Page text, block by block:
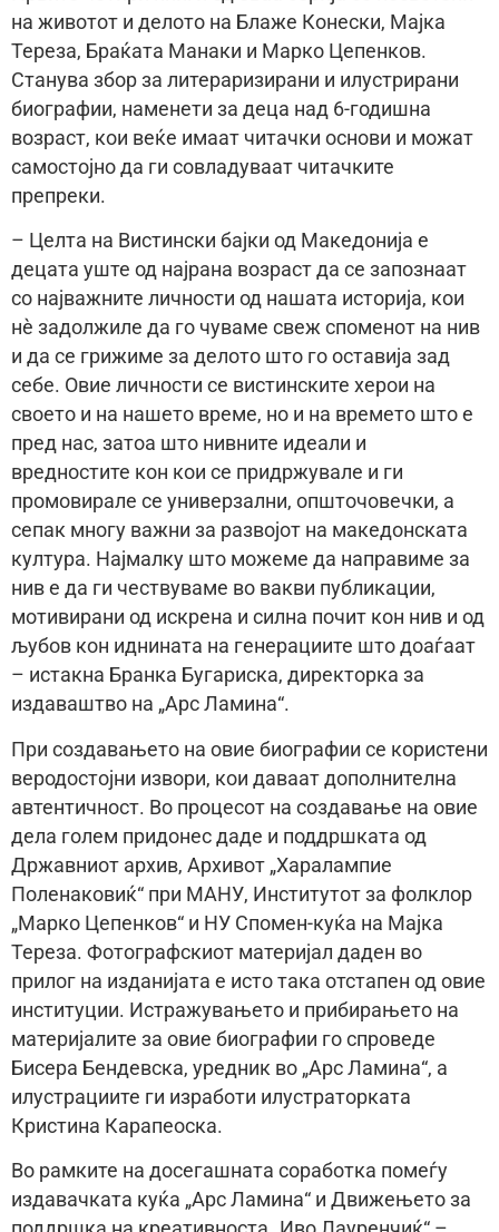
на животот и делото на Блаже Конески, Мајка
Тереза, Браќата Манаки и Марко Цепенков.
Станува збор за литераризирани и илустрирани
биографии, наменети за деца над 6-годишна
возраст, кои веќе имаат читачки основи и можат
самостојно да ги совладуваат читачките
препреки.
– Целта на Вистински бајки од Македонија е
децата уште од најрана возраст да се запознаат
со најважните личности од нашата историја, кои
нè задолжиле да го чуваме свеж споменот на нив
и да се грижиме за делото што го оставија зад
себе. Овие личности се вистинските херои на
своето и на нашето време, но и на времето што е
пред нас, затоа што нивните идеали и
вредностите кон кои се придржувале и ги
промовирале се универзални, општочовечки, а
сепак многу важни за развојот на македонската
култура. Најмалку што можеме да направиме за
нив е да ги чествуваме во вакви публикации,
мотивирани од искрена и силна почит кон нив и од
љубов кон иднината на генерациите што доаѓаат
– истакна Бранка Бугариска, директорка за
издаваштво на „Арс Ламина“.
При создавањето на овие биографии се користени
веродостојни извори, кои даваат дополнителна
автентичност. Во процесот на создавање на овие
дела голем придонес даде и поддршката од
Државниот архив, Архивот „Харалампие
Поленаковиќ“ при МАНУ, Институтот за фолклор
„Марко Цепенков“ и НУ Спомен-куќа на Мајка
Тереза. Фотографскиот материјал даден во
прилог на изданијата е исто така отстапен од овие
институции. Истражувањето и прибирањето на
материјалите за овие биографии го спроведе
Бисера Бендевска, уредник во „Арс Ламина“, а
илустрациите ги изработи илустраторката
Кристина Карапеоска.
Во рамките на досегашната соработка помеѓу
издавачката куќа „Арс Ламина“ и Движењето за